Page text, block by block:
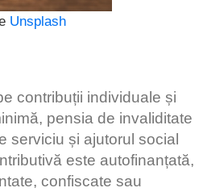
Unsplash
contribuții individuale și
pensia de invaliditate
serviciu și ajutorul social
este autofinanțată,
confiscate sau